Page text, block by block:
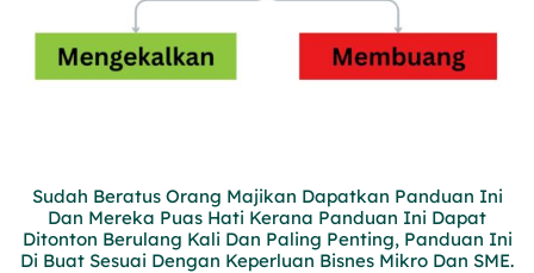
Sudah Beratus Orang Majikan Dapatkan Panduan Ini
Dan Mereka Puas Hati Kerana Panduan Ini Dapat
Ditonton Berulang Kali Dan Paling Penting, Panduan Ini
Di Buat Sesuai Dengan Keperluan Bisnes Mikro Dan SME.